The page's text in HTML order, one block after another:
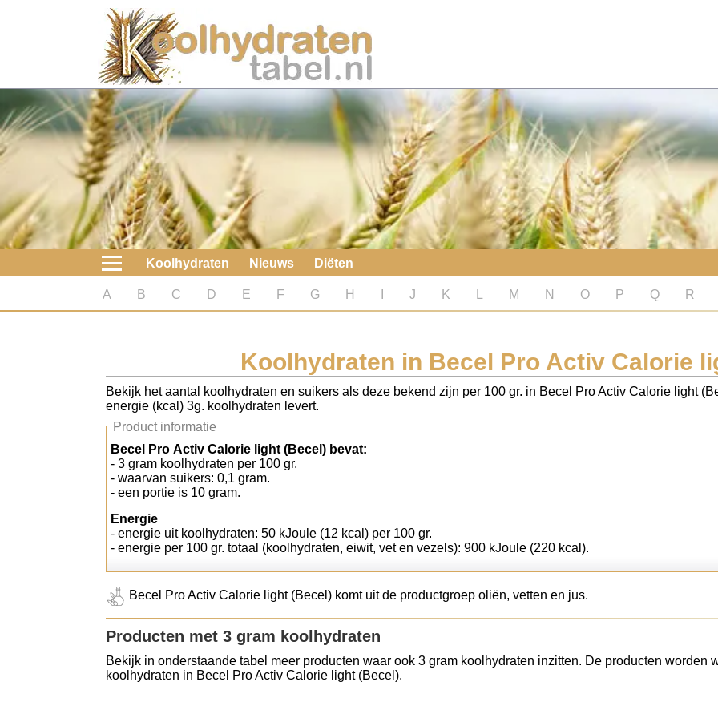
Koolhydraten
Nieuws
Koolhydraatarme diëten
Boeken
koolhydraatarme diëten
Diabetes test
Koolhydraten tellen
Koolhydraten Nieuws Diëten
A B C D E F G H J K M N O P Q R
Koolhydraten in Becel Pro Activ Calorie
Bekijk het aantal koolhydraten en suikers als deze bekend zijn per 100 gr. in Becel Pro Activ Calorie light
energie (kcal) 3g. koolhydraten levert.
Product informatie
Becel Pro Activ Calorie light (Becel) bevat:
- 3 gram koolhydraten per 100 gr.
- waarvan suikers: 0,1 gram.
- een portie is 10 gram.
Energie
- energie uit koolhydraten: 50 kJoule (12 kcal) per 100 gr.
- energie per 100 gr. totaal (koolhydraten, eiwit, vet en vezels): 900 kJoule (220 kcal).
Becel Pro Activ Calorie light (Becel) komt uit de productgroep oliën, vetten en jus.
Producten met 3 gram koolhydraten
Bekijk in onderstaande tabel meer producten waar ook 3 gram koolhydraten inzitten. De producten worden
koolhydraten in Becel Pro Activ Calorie light (Becel).